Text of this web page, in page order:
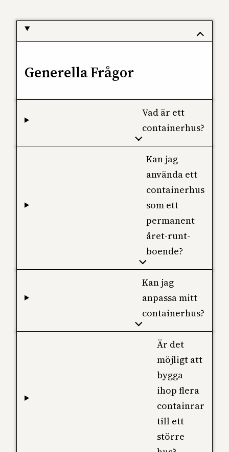
Generella Frågor
Vad är ett
containerhus?
Kan jag
använda ett
containerhus
som ett
permanent
året-runt-
boende?
Kan jag
anpassa mitt
containerhus?
Är det
möjligt att
bygga
ihop flera
containrar
till ett
större